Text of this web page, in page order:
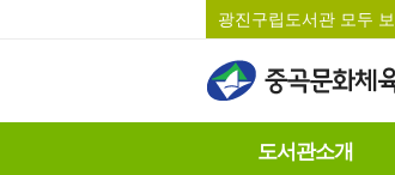
광진구립도서관 모두
도서관소개